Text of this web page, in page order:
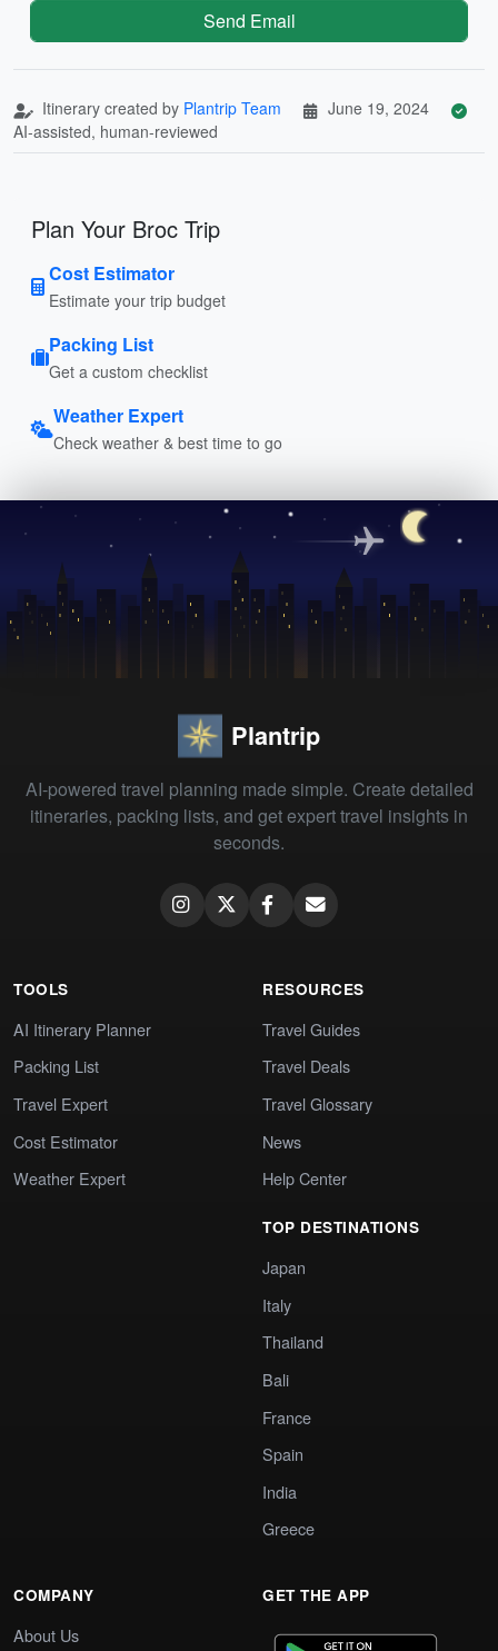
Send Email
Itinerary created by Plantrip Team
June 19, 2024
AI-assisted, human-reviewed
Plan Your Broc Trip
Cost Estimator
Estimate your trip budget
Packing List
Get a custom checklist
Weather Expert
Check weather & best time to go
Plantrip
AI-powered travel planning made simple. Create detailed
itineraries, packing lists, and get expert travel insights in
seconds.
TOOLS
AI Itinerary Planner
Packing List
Travel Expert
Cost Estimator
Weather Expert
RESOURCES
Travel Guides
Travel Deals
Travel Glossary
News
Help Center
TOP DESTINATIONS
Japan
Italy
Thailand
Bali
France
Spain
India
Greece
COMPANY
About Us
GET THE APP